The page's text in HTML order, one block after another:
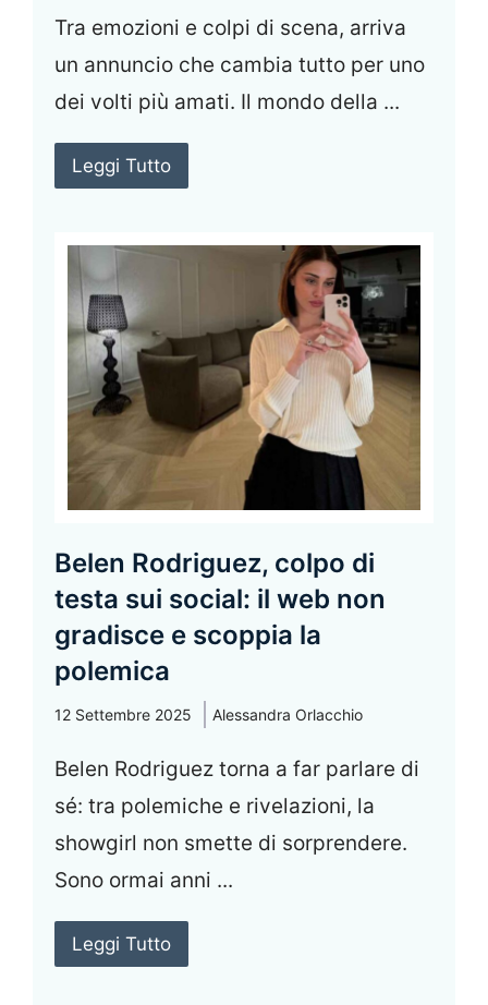
Tra emozioni e colpi di scena, arriva
un annuncio che cambia tutto per uno
dei volti più amati. Il mondo della ...
Leggi Tutto
Belen Rodriguez, colpo di
testa sui social: il web non
gradisce e scoppia la
polemica
12 Settembre 2025 Alessandra Orlacchio
Belen Rodriguez torna a far parlare di
sé: tra polemiche e rivelazioni, la
showgirl non smette di sorprendere.
Sono ormai anni ...
Leggi Tutto